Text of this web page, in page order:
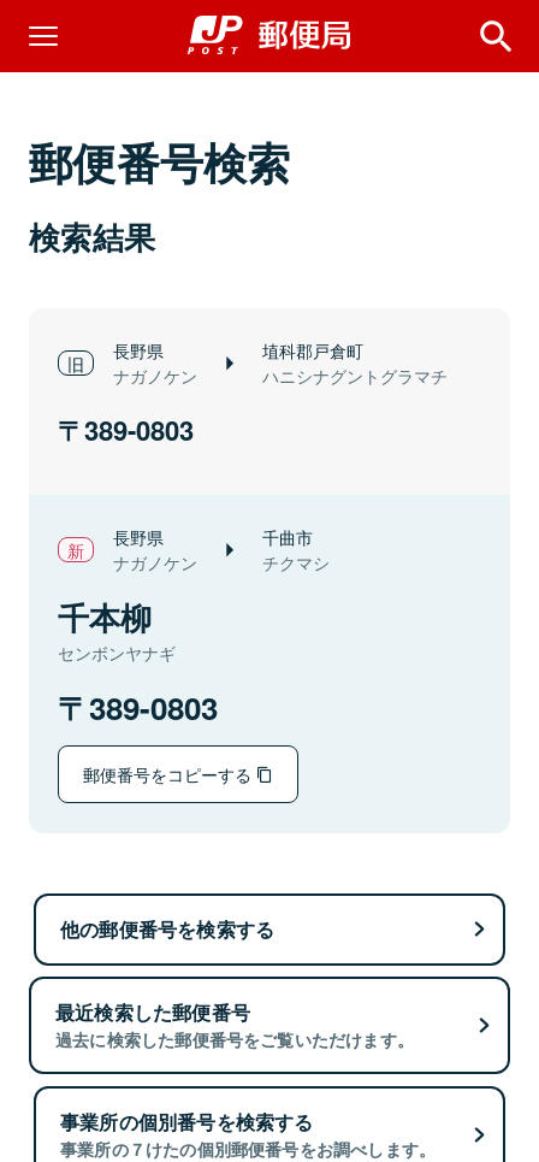
郵便番号検索
検索結果
長野県
ナガノケン
埴科郡戸倉町
ハニシナグントグラマチ
389-0803
長野県
ナガノケン
千曲市
チクマシ
千本柳
センボンヤナギ
389-0803
郵便番号をコピーする
他の郵便番号を検索する
最近検索した郵便番号
過去に検索した郵便番号をご覧いただけます。
事業所の個別番号を検索する
事業所の７けたの個別郵便番号をお調べします。